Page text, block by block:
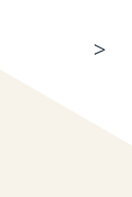
>